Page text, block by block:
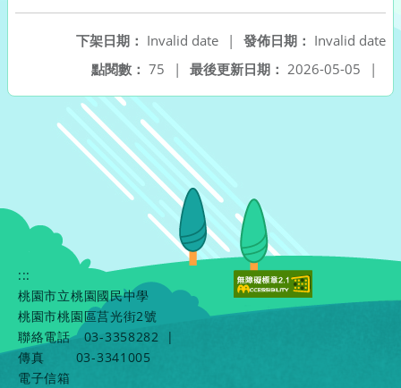
發佈日期： Invalid date
下架日期： Invalid date
|
最後更新日期： 2026-05-05 |
點閱數： 75 |
:::
桃園市立桃園國民中學
桃園市桃園區莒光街2號
聯絡電話
03-3358282
|
傳真
03-3341005
電子信箱